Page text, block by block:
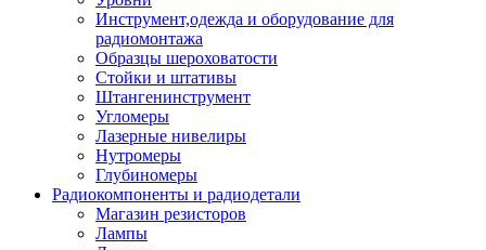
Инструмент,одежда и оборудование для
радиомонтажа
Образцы шероховатости
Стойки и штативы
Штангенинструмент
Угломеры
Лазерные нивелиры
Нутромеры
Глубиномеры
Радиокомпоненты и радиодетали
Магазин резисторов
Лампы